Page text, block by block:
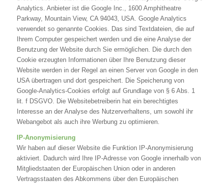
Analytics. Anbieter ist die Google Inc., 1600 Amphitheatre
Parkway, Mountain View, CA 94043, USA. Google Analytics
verwendet so genannte Cookies. Das sind Textdateien, die auf
Ihrem Computer gespeichert werden und die eine Analyse der
Benutzung der Website durch Sie ermöglichen. Die durch den
Cookie erzeugten Informationen über Ihre Benutzung dieser
Website werden in der Regel an einen Server von Google in den
USA übertragen und dort gespeichert. Die Speicherung von
Google-Analytics-Cookies erfolgt auf Grundlage von § 6 Abs. 1
lit. f DSGVO. Die Websitebetreiberin hat ein berechtigtes
Interesse an der Analyse des Nutzerverhaltens, um sowohl ihr
Webangebot als auch ihre Werbung zu optimieren.
IP-Anonymisierung
Wir haben auf dieser Website die Funktion IP-Anonymisierung
aktiviert. Dadurch wird Ihre IP-Adresse von Google innerhalb von
Mitgliedstaaten der Europäischen Union oder in anderen
Vertragsstaaten des Abkommens über den Europäischen